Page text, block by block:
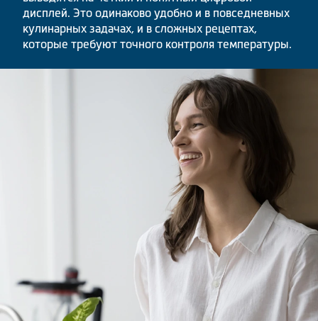
дисплей. Это одинаково удобно и в повседневных
кулинарных задачах, и в сложных рецептах,
которые требуют точного контроля температуры.